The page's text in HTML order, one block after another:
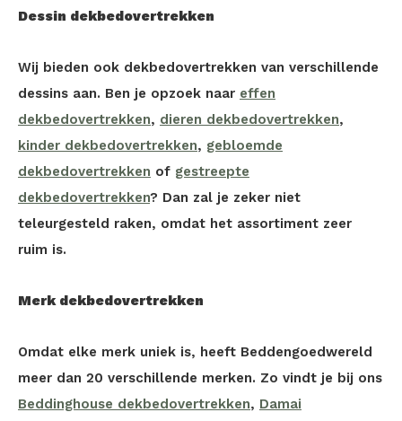
Dessin dekbedovertrekken
Wij bieden ook dekbedovertrekken van verschillende
dessins aan. Ben je opzoek naar effen
dekbedovertrekken, dieren dekbedovertrekken,
kinder dekbedovertrekken, gebloemde
dekbedovertrekken of gestreepte
dekbedovertrekken? Dan zal je zeker niet
teleurgesteld raken, omdat het assortiment zeer
ruim is.
Merk dekbedovertrekken
Omdat elke merk uniek is, heeft Beddengoedwereld
meer dan 20 verschillende merken. Zo vindt je bij ons
Beddinghouse dekbedovertrekken, Damai